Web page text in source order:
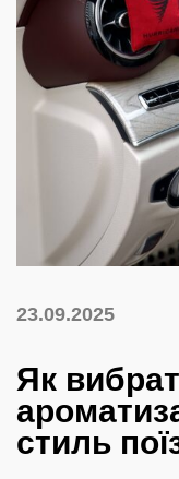
23.09.2025
Як
стиль